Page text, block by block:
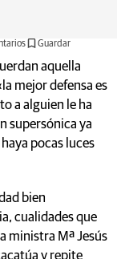
Guardar
aquella
mejor defensa es
a alguien le ha
supersónica ya
pocas luces
bien
cualidades que
ministra Mª Jesús
y repite